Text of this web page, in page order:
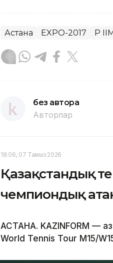
Астана EXPO-2017 ҚР ІІМ
без автора
Авторлар
18:06, 07 Тамыз 2026
Қазақстандық
чемпиондық
АСТАНА. KAZINFORM —
World Tennis Tour M15/